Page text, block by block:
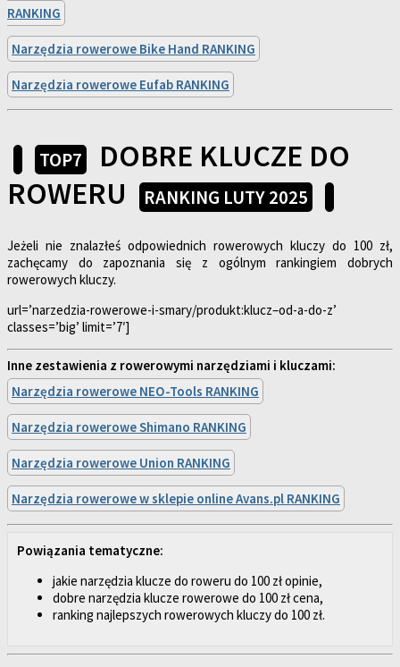
RANKING
Narzędzia rowerowe Bike Hand RANKING
Narzędzia rowerowe Eufab RANKING
TOP7
DOBRE KLUCZE DO
ROWERU
RANKING LUTY 2025
Jeżeli nie znalazłeś odpowiednich rowerowych kluczy do 100 zł,
zachęcamy do zapoznania się z ogólnym rankingiem dobrych
rowerowych kluczy.
url=’narzedzia-rowerowe-i-smary/produkt:klucz–od-a-do-z’
classes=’big’ limit=’7′]
Inne zestawienia z rowerowymi narzędziami i kluczami:
Narzędzia rowerowe NEO-Tools RANKING
Narzędzia rowerowe Shimano RANKING
Narzędzia rowerowe Union RANKING
Narzędzia rowerowe w sklepie online Avans.pl RANKING
Powiązania tematyczne:
jakie narzędzia klucze do roweru do 100 zł opinie,
dobre narzędzia klucze rowerowe do 100 zł cena,
ranking najlepszych rowerowych kluczy do 100 zł.